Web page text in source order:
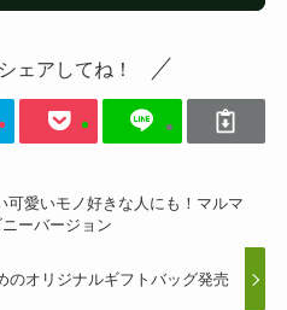
ェアしてね！
可愛いモノ好きな人にも！マルマ
ーバージョン
のオリジナルギフトバッグ発売